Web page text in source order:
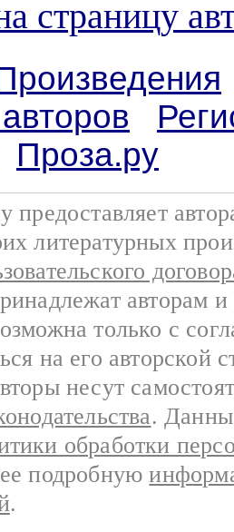
страницу
Проза.ру
предоставляет
литературных
авторам
только с
на его авторской
несут
.
обработки
подробную
.